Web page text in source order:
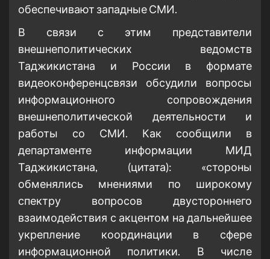
обеспечивают западные СМИ.
В связи с этим представители
внешнеполитических ведомств
Таджикистана и России в формате
видеоконференцсвязи обсудили вопросы
информационного сопровождения
внешнеполитической деятельности и
работы со СМИ. Как сообщили в
департаменте информации МИД
Таджикистана, (цитата): «стороны
обменялись мнениями по широкому
спектру вопросов двустороннего
взаимодействия с акцентом на дальнейшее
укрепление координации в сфере
информационной политики. В числе